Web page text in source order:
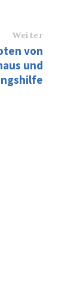
Weiter
von
und